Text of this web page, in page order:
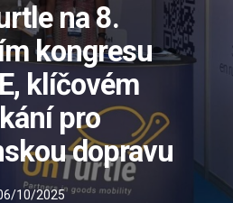
na 8.
kongresu
klíčovém
pro
dopravu
10/2025